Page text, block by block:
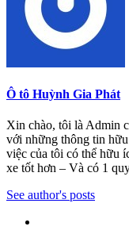
Ô tô Huỳnh Gia Phát
Xin chào, tôi là Admin
với những thông tin
việc của tôi có thể hữu
xe tốt hơn – Và có 1
See author's posts